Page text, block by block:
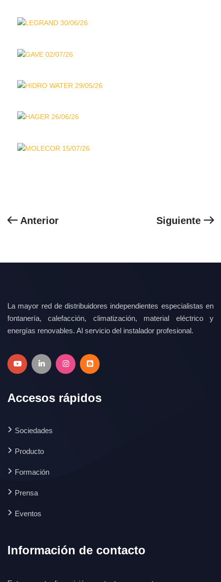
Anterior Siguiente
La mayor red de distribuidores independientes especialistas en
fontanería, calefacción, climatización, material eléctrico y
energías renovables. Al servicio del instalador profesional.
Accesos rápidos
Sociedades
Producto
Formación
Prensa
Eventos
Información de contacto